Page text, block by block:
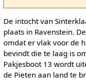
De intocht van
plaats in Ravenstein.
omdat er vlak voor de
bevindt die te laag is
Pakjesboot 13 wordt
de Pieten aan land te